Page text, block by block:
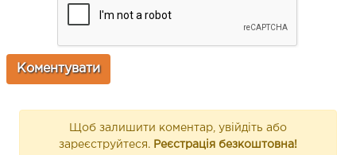
Щоб залишити коментар, увійдіть або
зареєструйтеся. Реєстрація безкоштовна!